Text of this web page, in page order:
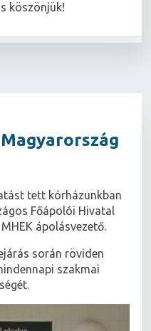
köszönjük!
tett kórházunkban
Főápolói Hivatal
ápolásvezető.
során röviden
szakmai